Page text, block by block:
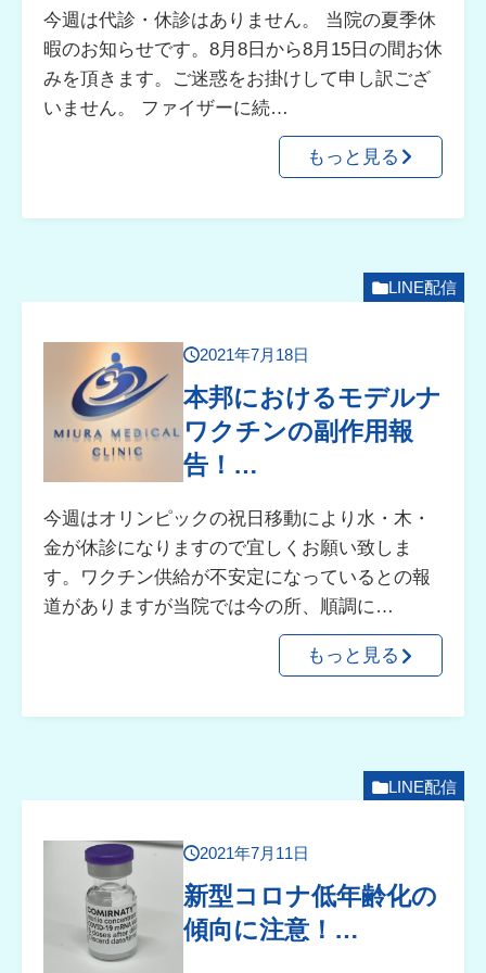
今週は代診・休診はありません。 当院の夏季休
暇のお知らせです。8月8日から8月15日の間お休
みを頂きます。ご迷惑をお掛けして申し訳ござ
いません。 ファイザーに続…
もっと見る
LINE配信
2021年7月18日
本邦におけるモデルナ
ワクチンの副作用報
告！…
今週はオリンピックの祝日移動により水・木・
金が休診になりますので宜しくお願い致しま
す。ワクチン供給が不安定になっているとの報
道がありますが当院では今の所、順調に…
もっと見る
LINE配信
2021年7月11日
新型コロナ低年齢化の
傾向に注意！…